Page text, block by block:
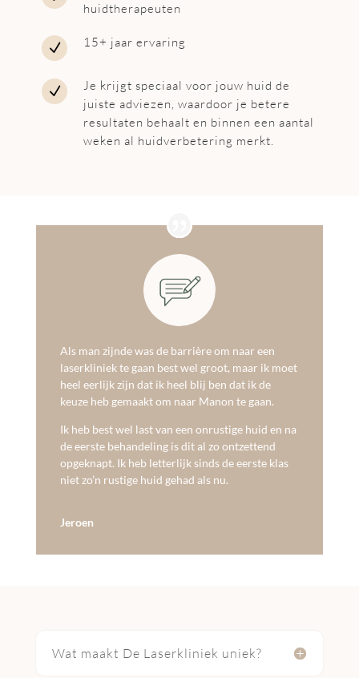
huidtherapeuten
N 15+ jaar ervaring
N
Je krijgt speciaal voor jouw huid de
juiste adviezen, waardoor je betere
resultaten behaalt en binnen een aantal
weken al huidverbetering merkt.
Als man zijnde was de barrière om naar een
laserkliniek te gaan best wel groot, maar ik moet
heel eerlijk zijn dat ik heel blij ben dat ik de
keuze heb gemaakt om naar Manon te gaan.
Ik heb best wel last van een onrustige huid en na
de eerste behandeling is dit al zo ontzettend
opgeknapt. Ik heb letterlijk sinds de eerste klas
niet zo’n rustige huid gehad als nu.
Jeroen
Wat maakt De Laserkliniek uniek?